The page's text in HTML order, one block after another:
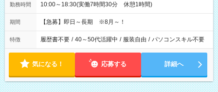
勤務時間 10:00～18:30(実働7時間30分 休憩1時間)
期間 【急募】即日～長期 ※8月～！
特徴 履歴書不要 / 40～50代活躍中 / 服装自由 / パソコンスキル不要
気になる！ 応募する 詳細へ